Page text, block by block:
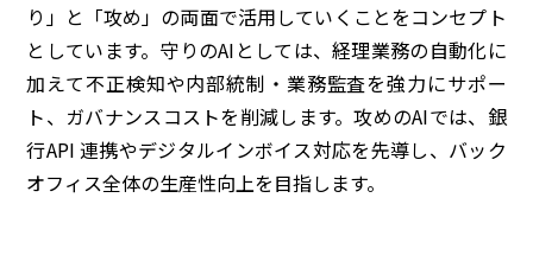
り」と「攻め」の両面で活用していくことをコンセプト
としています。守りのAIとしては、経理業務の自動化に
加えて不正検知や内部統制・業務監査を強力にサポー
ト、ガバナンスコストを削減します。攻めのAIでは、銀
行API 連携やデジタルインボイス対応を先導し、バック
オフィス全体の生産性向上を目指します。